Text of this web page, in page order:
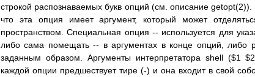
строкой распознаваемых букв опций (см. описание getopt(2)).
что эта опция имеет аргумент, который может
пространством. Специальная опция -- используется для
либо сама помещать -- в аргументах в конце опций, либо
заданным образом. Аргументы интерпретатора shell ($1
каждой опции предшествует тире (-) и она входит в свой